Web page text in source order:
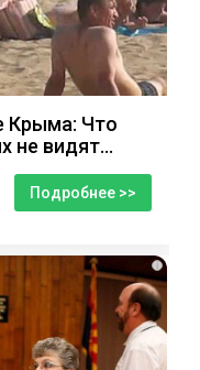
Крыма: Что
не видят...
Подробнее >>
i